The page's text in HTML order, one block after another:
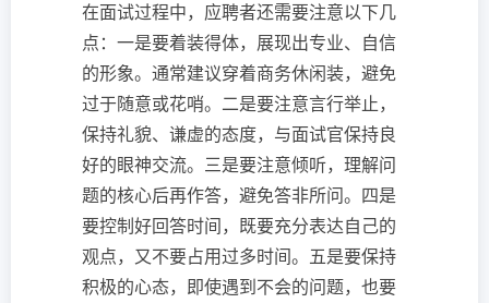
在面试过程中，应聘者还需要注意以下几
点：一是要着装得体，展现出专业、自信
的形象。通常建议穿着商务休闲装，避免
过于随意或花哨。二是要注意言行举止，
保持礼貌、谦虚的态度，与面试官保持良
好的眼神交流。三是要注意倾听，理解问
题的核心后再作答，避免答非所问。四是
要控制好回答时间，既要充分表达自己的
观点，又不要占用过多时间。五是要保持
积极的心态，即使遇到不会的问题，也要